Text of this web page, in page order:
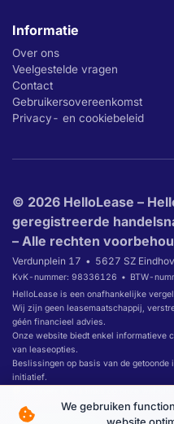
Informatie
Over ons
Veelgestelde vragen
Contact
Gebruikersovereenkomst
Privacy- en cookiebeleid
© 2026 HelloLease –
geregistreerde
– Alle rechten
Verdunplein 17 5627 SZ
KvK-nummer: 98336126
BTW-
HelloLease is een onafhankelijke
Wij zijn geen leasemaatschappij,
géén financieel advies.
Onze website biedt enkel informatieve
van leaseopties.
Beslissingen op basis van de
initiatief.
leaseovereenkomst, ontvangen wij
We gebruiken